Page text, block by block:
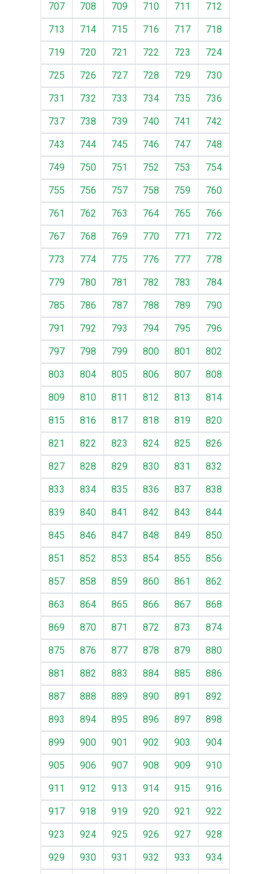
707
708 709 710 711
712
713
714 715 716 717
718
719
720 721 722 723
724
725
726 727 728 729
730
731
732 733 734 735
736
737
738 739 740 741
742
743
744 745 746 747
748
749
750 751 752 753
754
755
756 757 758 759
760
761
762 763 764 765
766
767
768 769 770 771
772
773
774 775 776 777
778
779
780 781 782 783
784
785
786 787 788 789
790
791
792 793 794 795
796
797
798 799 800 801
802
803
804 805 806 807
808
809
810 811 812 813
814
815
816 817 818 819
820
821
822 823 824 825
826
827
828 829 830 831
832
833
834 835 836 837
838
839
840 841 842 843
844
845
846 847 848 849
850
851
852 853 854 855
856
857
858 859 860 861
862
863
864 865 866 867
868
869
870 871 872 873
874
875
876 877 878 879
880
881
882 883 884 885
886
887
888 889 890 891
892
893
894 895 896 897
898
899
900 901 902 903
904
905
906 907 908 909
910
911
912 913 914 915
916
917
918 919 920 921
922
923
924 925 926 927
928
929
930 931 932 933
934